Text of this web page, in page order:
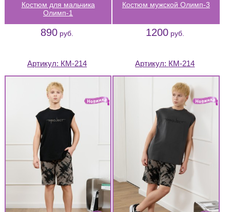
Костюм для мальчика
Олимп-1
890 руб.
Костюм мужской Олимп-3
1200руб.
Артикул: КМ-214 Артикул: КМ-214